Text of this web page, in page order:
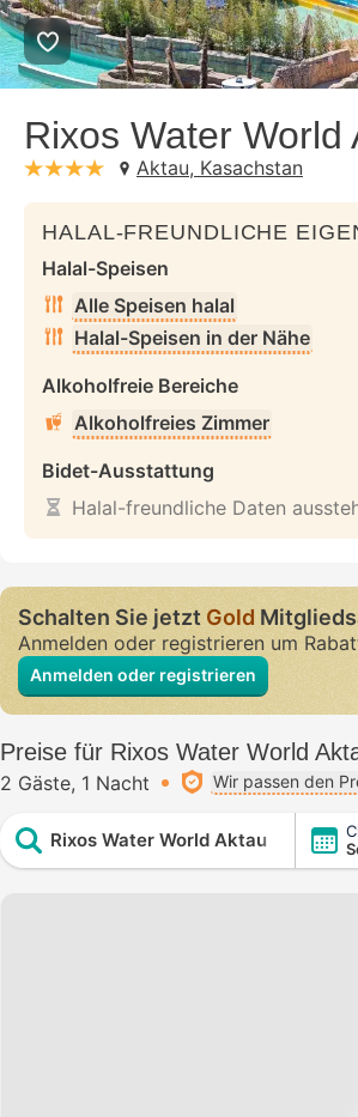
Rixos Water World
stars: 4
Aktau, Kasachstan
HALAL-FREUNDLICHE
Halal-Speisen
Alle Speisen halal
Halal-Speisen in der Nähe
Alkoholfreie Bereiche
Alkoholfreies Zimmer
Bidet-Ausstattung
Halal-freundliche Daten
Schalten Sie jetztGold
Anmelden oder registrieren um
Anmelden oder registrieren
Preise für Rixos Water World
2 Gäste 1 Nacht Wir passen den
Rixos Water World Aktau